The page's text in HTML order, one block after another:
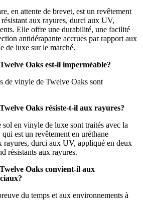
en attente de brevet, est un revêtement
aux rayures, durci aux UV,
Elle offre une durabilité, une facilité
antidérapante accrues par rapport aux
de luxe sur le marché.
Oaks est-il imperméable?
de vinyle de Twelve Oaks sont
Oaks résiste-t-il aux rayures?
en vinyle de luxe sont traités avec la
est un revêtement en uréthane
rayures, durci aux UV, appliqué en deux
résistants aux rayures.
Oaks convient-il aux
du temps et aux environnements à